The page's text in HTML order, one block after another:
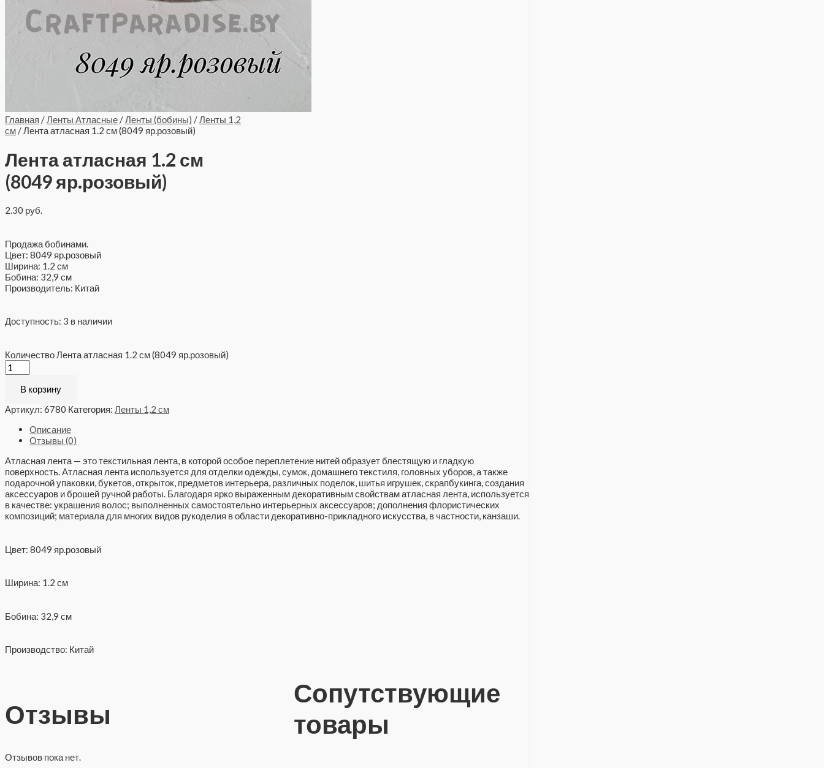
Главная /Ленты Атласные/Ленты (бобины) /Ленты 1,2
см/ Лента атласная 1.2 см (8049 яр.розовый)
Лента атласная 1.2 см
(8049 яр.розовый)
2.30 руб.
Продажа бобинами.
Цвет: 8049 яр.розовый
Ширина: 1.2 см
Бобина: 32,9 см
Производитель: Китай
Доступность: 3 в наличии
Количество Лента атласная 1.2 см (8049 яр.розовый)
В корзину
Артикул: 6780 Категория: Ленты 1,2 см
Описание
Отзывы (0)
Атласная лента — это текстильная лента, в которой особое переплетение нитей образует блестящую и гладкую
поверхность. Атласная лента используется для отделки одежды, сумок, домашнего текстиля, головных уборов, а также
подарочной упаковки, букетов, открыток, предметов интерьера, различных поделок, шитья игрушек, скрапбукинга, создания
аксессуаров и брошей ручной работы. Благодаря ярко выраженным декоративным свойствам атласная лента, используется
в качестве: украшения волос; выполненных самостоятельно интерьерных аксессуаров; дополнения флористических
композиций; материала для многих видов рукоделия в области декоративно-прикладного искусства, в частности, канзаши.
Цвет: 8049 яр.розовый
Ширина: 1.2 см
Бобина: 32,9 см
Производство: Китай
Отзывы
Отзывов пока нет.
Сопутствующие
товары